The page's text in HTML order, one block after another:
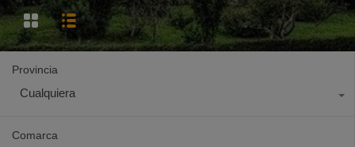
Provincia
Cualquiera
Comarca